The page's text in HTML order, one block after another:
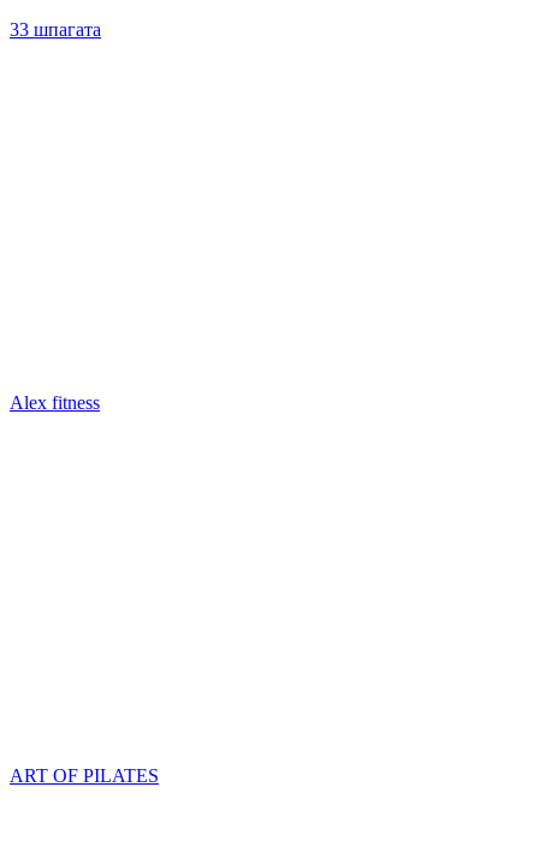
33 шпагата
Alex fitness
ART OF PILATES